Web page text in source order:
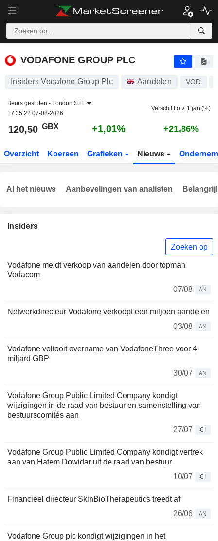
VODAFONE GROUP PLC
VODAFONE GROUP PLC
Insiders Vodafone Group Plc Aandelen VOD
Beurs gesloten - London S.E.
17:35:22 07-08-2026
Verschil t.o.v. 1 jan (%)
120,50 GBX +1,01% +21,86%
Overzicht Koersen Grafieken Nieuws
Insiders
Zoeken op
Vodafone meldt verkoop van aandelen door topman
Vodacom
07/08
AN
Netwerkdirecteur Vodafone verkoopt een miljoen aandelen
03/08
AN
Vodafone voltooit overname van VodafoneThree voor 4
miljard GBP
30/07
AN
Vodafone Group Public Limited Company kondigt
wijzigingen in de raad van bestuur en samenstelling van
bestuurscomités aan
27/07
CI
Vodafone Group Public Limited Company kondigt vertrek
aan van Hatem Dowidar uit de raad van bestuur
10/07
CI
Financieel directeur SkinBioTherapeutics treedt af
26/06
AN
Vodafone Group plc kondigt wijzigingen in het
Al het nieuws Aanbevelingen van analisten